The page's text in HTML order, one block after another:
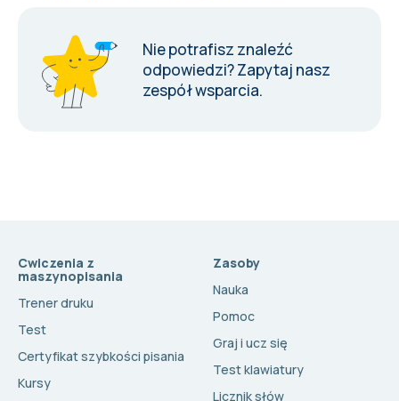
Nie potrafisz znaleźć
odpowiedzi?Zapytaj nasz
zespół wsparcia.
Cwiczenia z
maszynopisania
Trener druku
Test
Certyfikat szybkości pisania
Kursy
Zasoby
Nauka
Pomoc
Graj i ucz się
Test klawiatury
Licznik słów